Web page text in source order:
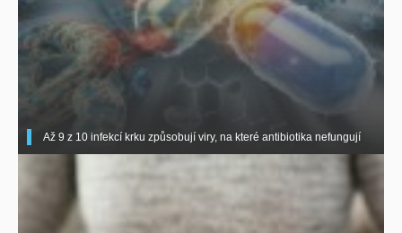
Až 9 z 10 infekcí krku způsobují viry, na které antibiotika nefungují